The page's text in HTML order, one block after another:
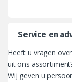
Service en
Heeft u vragen
uit ons
Wij geven u